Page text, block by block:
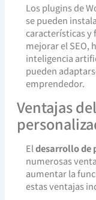
Los plugins de
se pueden
características y
mejorar el SEO,
inteligencia
pueden
emprendedor.
Ventajas
Eldesarrollo de
numerosas
aumentar la
estas ventajas